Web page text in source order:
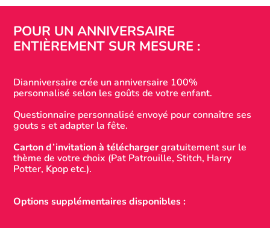
POUR UN ANNIVERSAIRE
ENTIÈREMENT SUR MESURE :
Dianniversaire crée un anniversaire 100%
personnalisé selon les goûts de votre enfant.
Questionnaire personnalisé envoyé pour connaître ses
gouts s et adapter la fête.
Carton d’invitation à téléchargergratuitement sur le
thème de votre choix (Pat Patrouille, Stitch, Harry
Potter, Kpop etc.).
Options supplémentaires disponibles :